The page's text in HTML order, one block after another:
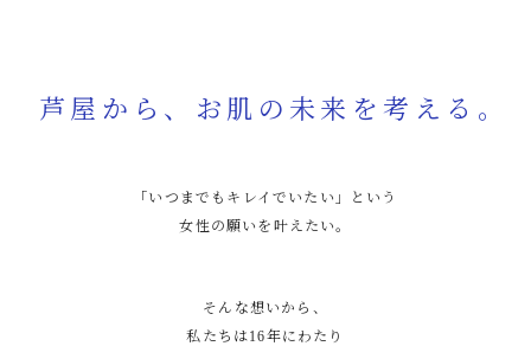
芦屋から、お肌の未来を考える。
「いつまでもキレイでいたい」という
女性の願いを叶えたい。
そんな想いから、
私たちは16年にわたり